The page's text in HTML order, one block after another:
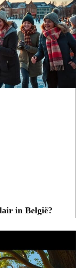
in België?